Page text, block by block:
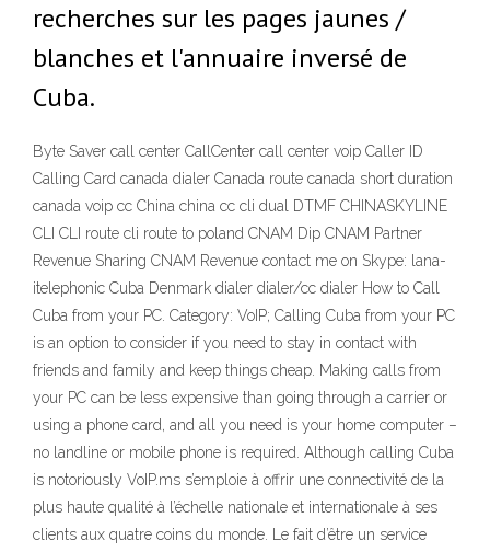
recherches sur les pages jaunes /
blanches et l'annuaire inversé de
Cuba.
Byte Saver call center CallCenter call center voip Caller ID
Calling Card canada dialer Canada route canada short duration
canada voip cc China china cc cli dual DTMF CHINASKYLINE
CLI CLI route cli route to poland CNAM Dip CNAM Partner
Revenue Sharing CNAM Revenue contact me on Skype: lana-
itelephonic Cuba Denmark dialer dialer/cc dialer How to Call
Cuba from your PC. Category: VoIP; Calling Cuba from your PC
is an option to consider if you need to stay in contact with
friends and family and keep things cheap. Making calls from
your PC can be less expensive than going through a carrier or
using a phone card, and all you need is your home computer –
no landline or mobile phone is required. Although calling Cuba
is notoriously VoIP.ms s’emploie à offrir une connectivité de la
plus haute qualité à l’échelle nationale et internationale à ses
clients aux quatre coins du monde. Le fait d’être un service